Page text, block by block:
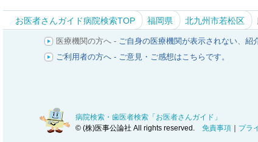
お医者さんガイド病院検索TOP 福岡県 北九州市若松区
医療機関の方へ - ご自身の医療機関が表示されない、 紹
ご利用者の方へ - ご意見・ご感想はこちらです。
病院検索・歯医者検索「お医者さんガイド」
© (株)医事公論社 All rights reserved. 免責事項｜ プラ